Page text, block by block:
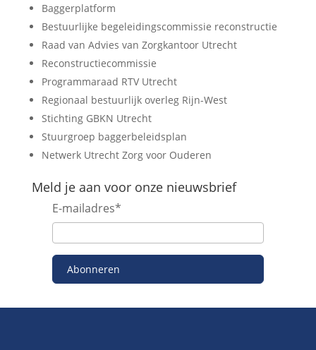
Baggerplatform
Bestuurlijke begeleidingscommissie reconstructie
Raad van Advies van Zorgkantoor Utrecht
Reconstructiecommissie
Programmaraad RTV Utrecht
Regionaal bestuurlijk overleg Rijn-West
Stichting GBKN Utrecht
Stuurgroep baggerbeleidsplan
Netwerk Utrecht Zorg voor Ouderen
Meld je aan voor onze nieuwsbrief
E-mailadres*
Abonneren